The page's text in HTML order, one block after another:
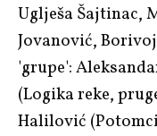
Uglješa Šajtinac,
Jovanović,
'grupe':
(Logika reke,
Halilović (